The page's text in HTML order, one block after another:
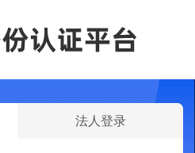
法人登录